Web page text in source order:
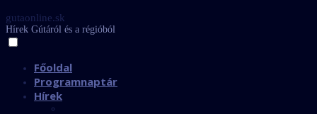
gutaonline.sk
Hírek Gútáról és a régióból
Főoldal
Programnaptár
Hírek